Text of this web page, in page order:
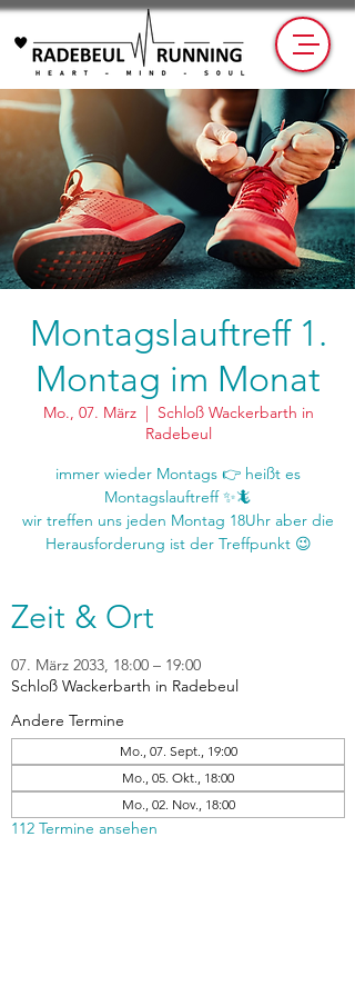
Montagslauftreff 1.
Montag im Monat
Mo., 07. März
  |
Schloß Wackerbarth in
Radebeul
immer wieder Montags 👉 heißt es
Montagslauftreff ✨🦎
wir treffen uns jeden Montag 18Uhr aber die
Zeit & Ort
07. März 2033, 18:00 – 19:00
Schloß Wackerbarth in Radebeul
Andere Termine
Mo., 07. Sept., 19:00
Mo., 05. Okt., 18:00
Mo., 02. Nov., 18:00
112 Termine ansehen